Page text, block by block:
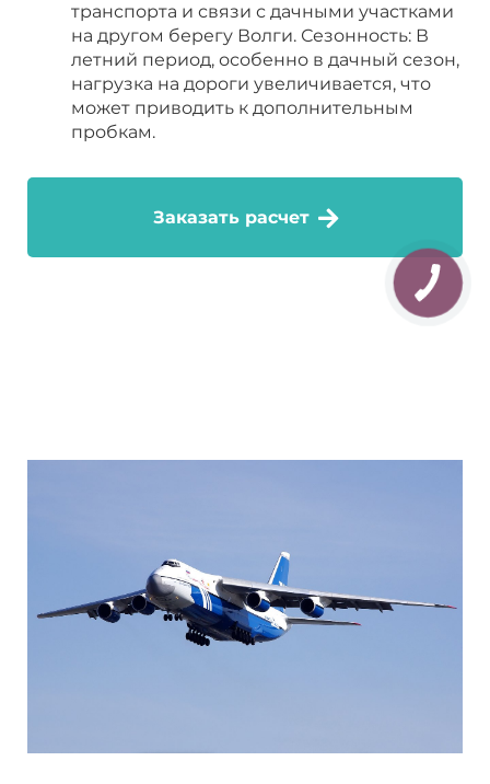
транспорта и связи с дачными участками
на другом берегу Волги. Сезонность: В
летний период, особенно в дачный сезон,
нагрузка на дороги увеличивается, что
может приводить к дополнительным
пробкам.
Заказать расчет